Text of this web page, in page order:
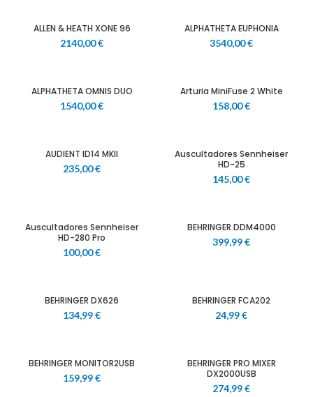
ALLEN & HEATH XONE 96
2140,00€
ALPHATHETA EUPHONIA
3540,00€
ALPHATHETA OMNIS DUO
1540,00€
Arturia MiniFuse 2 White
158,00€
AUDIENT ID14 MKII
235,00€
Auscultadores Sennheiser
HD-25
145,00€
Auscultadores Sennheiser
HD-280 Pro
100,00€
BEHRINGER DDM4000
399,99€
BEHRINGER DX626
134,99€
BEHRINGER FCA202
24,99€
BEHRINGER MONITOR2USB
159,99€
BEHRINGER PRO MIXER
DX2000USB
274,99€